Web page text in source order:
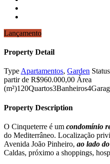
Lançamento
Property Detail
Type Apartamentos, Garden Status
partir de R$960.000,00 Área
(m²)120Quartos3Banheiros4
Property Description
O Cinqueterre é um condomínio
do Mediterrâneo. Localização
Avenida João Pinheiro, ao lado
Caldas, próximo a shoppings,